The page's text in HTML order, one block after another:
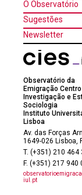
O Observatório
Sugestões
Newsletter
Observatório da
Emigração
Investigação e
Sociologia
Instituto
Lisboa
Av. das Forças
1649-026 Lisboa,
T. (+351) 210 464
F. (+351) 217 940
iul.pt